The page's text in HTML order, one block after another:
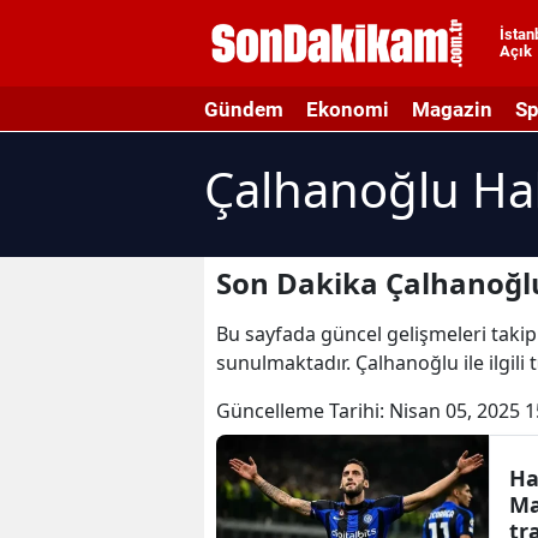
Açık
Gündem Ekonomi Magazin
Çalhanoğlu
Son Dakika
Bu sayfada güncel gelişmeleri
sunulmaktadır. Çalhanoğlu ile
Güncelleme Tarihi: Nisan 05, 2025